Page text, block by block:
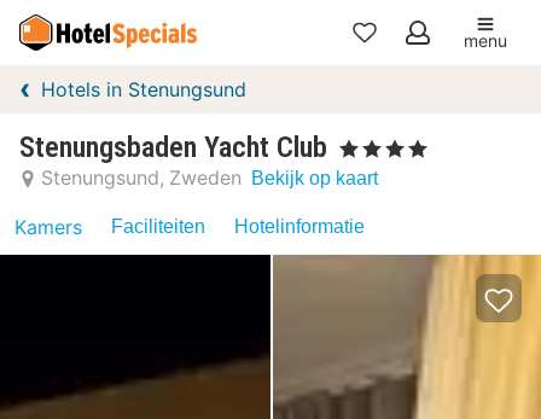
Mijn
menu
Hotels in Stenungsund
Stenungsbaden Yacht Club , 4 Sterren
Stenungsund Zweden Bekijk op kaart
Kamers Faciliteiten Hotelinformatie